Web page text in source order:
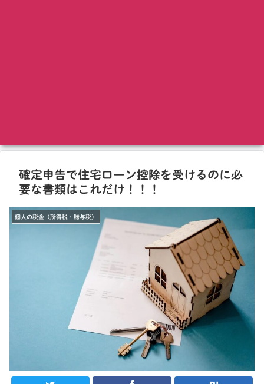
確定申告で住宅ローン控除を受けるのに必
要な書類はこれだけ！！！
個人の税金（所得税・贈与税）